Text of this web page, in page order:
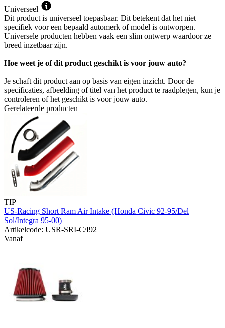
Universeel
Dit product is universeel toepasbaar. Dit betekent dat het niet
specifiek voor een bepaald automerk of model is ontworpen.
Universele producten hebben vaak een slim ontwerp waardoor ze
breed inzetbaar zijn.
Hoe weet je of dit product geschikt is voor jouw auto?
Je schaft dit product aan op basis van eigen inzicht. Door de
specificaties, afbeelding of titel van het product te raadplegen, kun je
controleren of het geschikt is voor jouw auto.
Gerelateerde producten
TIP
US-Racing Short Ram Air Intake (Honda Civic 92-95/Del
Sol/Integra 95-00)
Artikelcode: USR-SRI-C/I92
Vanaf